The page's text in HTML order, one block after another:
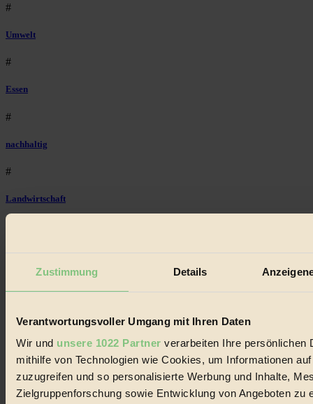
Zustimmung Details
Verantwortungsvoller Umgang mit Ihren Daten
Wir und unsere 1022 Partner verarbeiten Ihre persönlichen
mithilfe von Technologien wie Cookies, um Informationen
zuzugreifen und so personalisierte Werbung und Inhalte,
Zielgruppenforschung sowie Entwicklung von Angeboten zu
#
Umwelt
#
Essen
#
nachhaltig
#
Landwirtschaft
Design
Garten